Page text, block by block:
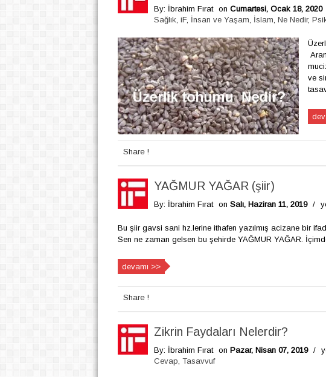
By: İbrahim Fırat on Cumartesi, Ocak 18, 2020
Sağlık iF, İnsan ve Yaşam İslam Ne Nedir,
ve
Share !
YAĞMUR YAĞAR (şiir)
By: İbrahim Fırat on Salı, Haziran 11, 2019 /
Bu şiir gavsi sani hz.lerine ithafen yazılmış acizane bir
Sen ne zaman gelsen bu şehirde YAĞMUR YAĞAR. İçimde
devamı >>
Share !
Zikrin Faydaları Nelerdir?
By: İbrahim Fırat on Pazar, Nisan 07, 2019 /
Cevap Tasavvuf